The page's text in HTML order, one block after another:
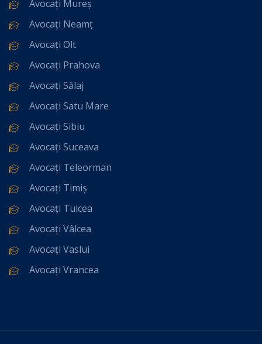
Avocați Mureș
Avocați Neamț
Avocați Olt
Avocați Prahova
Avocați Sălaj
Avocați Satu Mare
Avocați Sibiu
Avocați Suceava
Avocați Teleorman
Avocați Timiș
Avocați Tulcea
Avocați Vâlcea
Avocați Vaslui
Avocați Vrancea